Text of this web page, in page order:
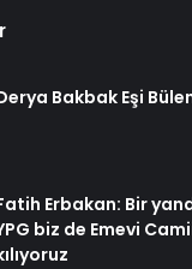
Bakbak Eşi
Erbakan: Bir
biz de Emevi